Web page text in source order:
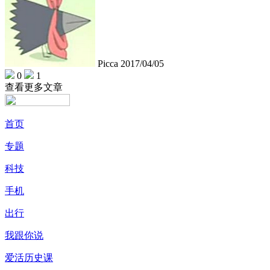
Picca 2017/04/05
0
1
查看更多文章
首页
专题
科技
手机
出行
我跟你说
爱活历史课